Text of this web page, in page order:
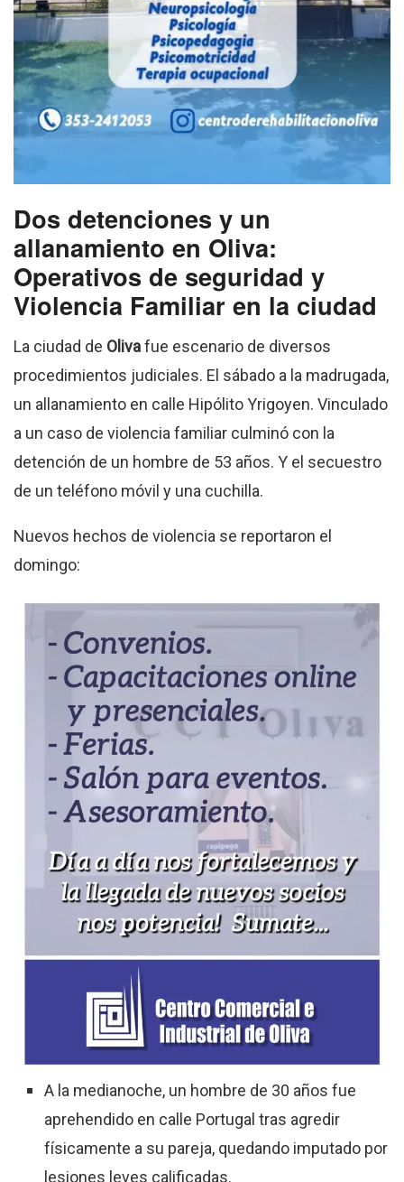
Dos detenciones y un
allanamiento en Oliva:
Operativos de seguridad y
Violencia Familiar en la ciudad
La ciudad de Olivafue escenario de diversos
procedimientos judiciales. El sábado a la madrugada,
un allanamiento en calle Hipólito Yrigoyen. Vinculado
a un caso de violencia familiar culminó con la
detención de un hombre de 53 años. Y el secuestro
de un teléfono móvil y una cuchilla.
Nuevos hechos de violencia se reportaron el
domingo:
A la medianoche, un hombre de 30 años fue
aprehendido en calle Portugal tras agredir
físicamente a su pareja, quedando imputado por
lesiones leves calificadas.